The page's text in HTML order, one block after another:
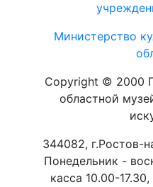
Министерство
Copyright © 2000
областной
344082, г.Ростов-
Понедельник -
касса 10.00-